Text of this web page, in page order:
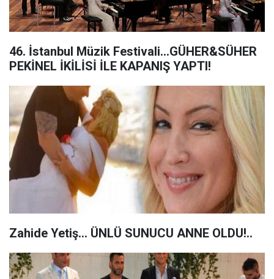
46. İstanbul Müzik Festivali...GÜHER&SÜHER
PEKİNEL İKİLİSİ İLE KAPANIŞ YAPTI!
Zahide Yetiş... ÜNLÜ SUNUCU ANNE OLDU!..